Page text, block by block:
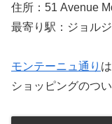
住所：51 Avenue
最寄り駅：ジョル
モンテーニュ通り
ショッピングのつ